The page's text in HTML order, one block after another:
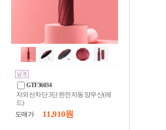
GTF36034
자외선차단 3단 완전자동 양우산(레
드)
도매가
11,910 원